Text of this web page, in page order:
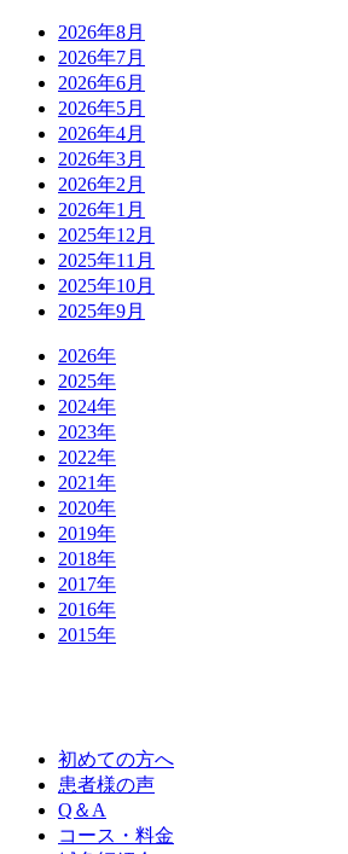
2026年8月
2026年7月
2026年6月
2026年5月
2026年4月
2026年3月
2026年2月
2026年1月
2025年12月
2025年11月
2025年10月
2025年9月
2026年
2025年
2024年
2023年
2022年
2021年
2020年
2019年
2018年
2017年
2016年
2015年
初めての方へ
患者様の声
Q＆A
コース・料金